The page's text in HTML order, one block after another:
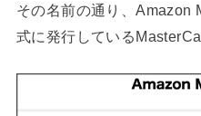
その名前の通り、Amazon
式に発行している